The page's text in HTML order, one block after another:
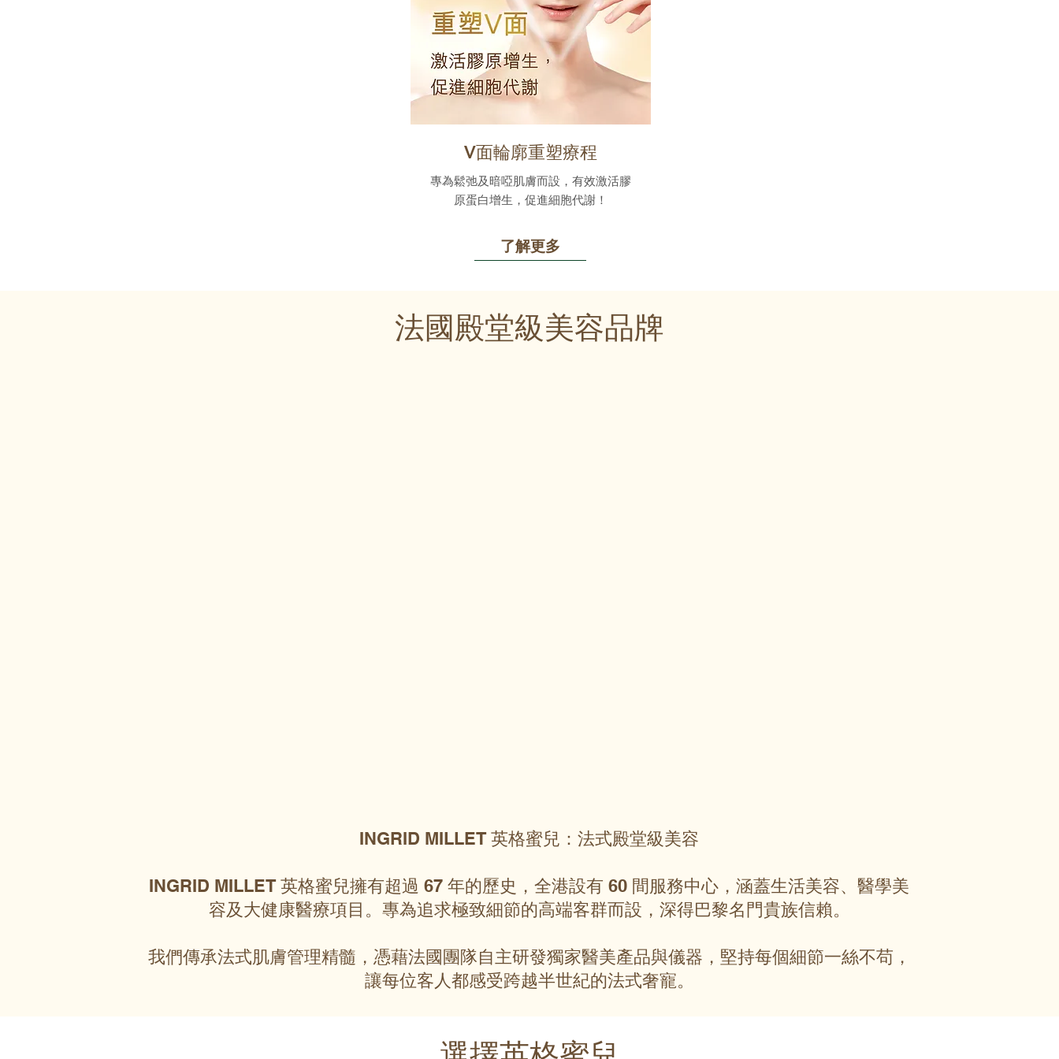
V面輪廓重塑療程
專為鬆弛及暗啞肌膚而設，有效激活膠
原蛋白增生，促進細胞代謝！
了解更多
法國殿堂級美容品牌
INGRID MILLET 英格蜜兒：法式殿堂級美容
INGRID MILLET 英格蜜兒擁有超過 67 年的歷史，全港設有 60 間服務中心，涵蓋生活美容、醫學美
容及大健康醫療項目。專為追求極致細節的高端客群而設，深得巴黎名門貴族信賴。
我們傳承法式肌膚管理精髓，憑藉法國團隊自主研發獨家醫美產品與儀器，堅持每個細節一絲不苟，
讓每位客人都感受跨越半世紀的法式奢寵。